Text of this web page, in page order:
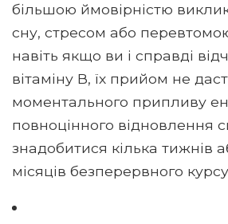
більшою ймовірністю
сну, стресом або
навіть якщо ви і справді
вітаміну В, їх прийом не
моментального припливу
повноцінного відновлення
знадобитися кілька тижнів
місяців безперервного